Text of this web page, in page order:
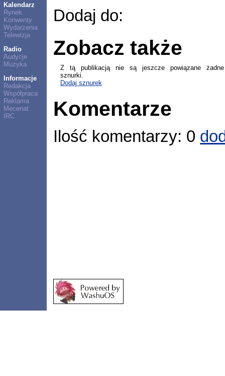
Kalendarz
Rynek
Konwenty
Wydarzenia
Telewizja
Radio
Audycje
Muzyka
Informacje
Redakcja
Współpraca
Reklama
Mecenat
IRC
Dodaj do:
Zobacz także
Z tą publikacją nie są jeszcze powiązane żadne
sznurki.
Dodaj sznurek
Komentarze
Ilość komentarzy: 0